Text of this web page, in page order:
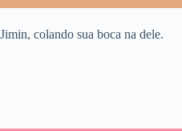
colando sua boca na dele.